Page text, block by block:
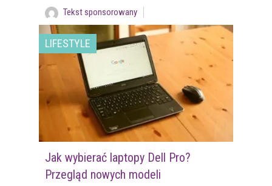
Tekst sponsorowany
LIFESTYLE
Jak wybierać laptopy Dell Pro?
Przegląd nowych modeli